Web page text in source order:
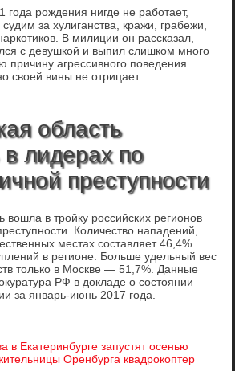
рождения нигде не работает,
за хулиганства, кражи, грабежи,
В милиции он рассказал,
с девушкой и выпил слишком много
причину агрессивного поведения
своей вины не отрицает.
область
в лидерах по
преступности
вошла в тройку российских регионов
Количество нападений,
местах составляет 46,4%
в регионе. Больше удельный вес
только в Москве — 51,7%. Данные
РФ в докладе о состоянии
за январь-июнь 2017 года.
в Екатеринбурге запустят осенью
Оренбурга квадрокоптер